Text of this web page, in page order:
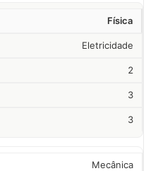
Física
Eletricidade
2
3
3
Mecânica